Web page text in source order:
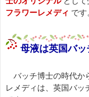
フラワーレメディ です
母液は英国バッ
バッチ博士の時代か
レメディは、 英国バッ